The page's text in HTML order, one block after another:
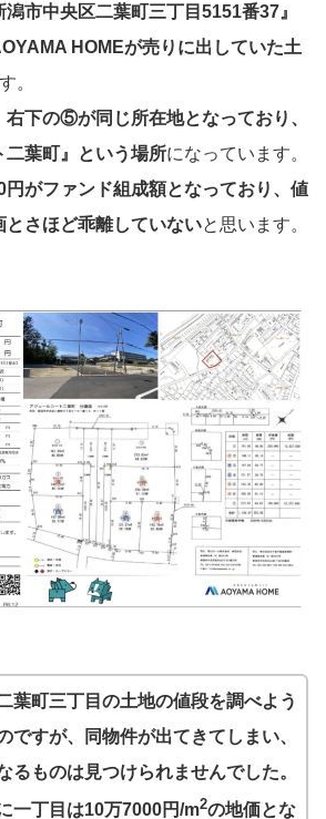
潟市中央区二葉町三丁目5151番37』
HOMEが売りに出していた土
。
右下の⑤が同じ所在地となっており、
二葉町』という場所になっています。
円がファンド組成額となっており、値
とさほど乖離していないと思います。
葉町三丁目の土地の値段を調べよう
ですが、同物件が出てきてしまい、
るものは見つけられませんでした。
一丁目は10万7000円/m2の地価とな